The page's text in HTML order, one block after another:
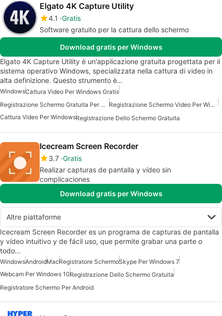
Elgato 4K Capture Utility
4.1 Gratis
Software gratuito per la cattura dello schermo
Download gratis per Windows
Elgato 4K Capture Utility è un'applicazione gratuita progettata per il
sistema operativo Windows, specializzata nella cattura di video in
alta definizione. Questo strumento è…
WindowsCattura Video Per Windows Gratis
Registrazione Schermo Gratuita Per Windows
Registrazione Schermo Video Per Windows Gratis
Cattura Video Per WindowsRegistrazione Dello Schermo Gratuita
Icecream Screen Recorder
3.7 Gratis
Realizar capturas de pantalla y vídeo sin
complicaciones
Download gratis per Windows
Altre piattaforme
Icecream Screen Recorder es un programa de capturas de pantalla
y vídeo intuitivo y de fácil uso, que permite grabar una parte o
todo…
WindowsAndroidMacRegistratore SchermoSkype Per Windows 7
Webcam Per Windows 10Registrazione Dello Schermo Gratuita
Registratore Schermo Per Android